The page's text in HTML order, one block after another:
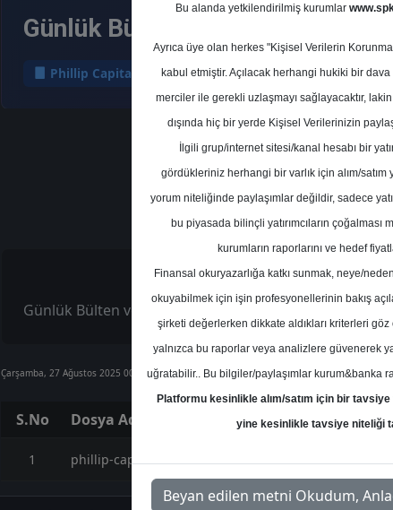
Günlük Bülten ve Hisse Önerileri
Phillip Capital 27 Ağustos 2025
Günlük Bülten ve Hisse Önerileri
Çarşamba, 27 Ağustos 2025 00:00
S.No Dosya Adı
1 phillip-capital-gunluk-bulten-ve-hisse-onerileri-4746
Bu alanda yetkilendirilmiş kurumlar
Ayrıca üye olan herkes "Kişisel Verilerin
kabul etmiştir. Açılacak herhangi hukiki bir
merciler ile gerekli uzlaşmayı sağlayacaktır,
dışında hiç bir yerde Kişisel Verilerinizin
İlgili grup/internet sitesi/kanal hesabı bir
gördükleriniz herhangi bir varlık için alım/
yorum niteliğinde paylaşımlar değildir, sadece
bu piyasada bilinçli yatırımcıların çoğalması
kurumların raporlarını ve hedef
Finansal okuryazarlığa katkı sunmak, neye/neden
okuyabilmek için işin profesyonellerinin bakış
şirketi değerlerken dikkate aldıkları kriterleri
yalnızca bu raporlar veya analizlere güvenerek
uğratabilir.. Bu bilgiler/paylaşımlar kurum&banka
Platformu kesinlikle alım/satım için bir
yine kesinlikle tavsiye niteliği